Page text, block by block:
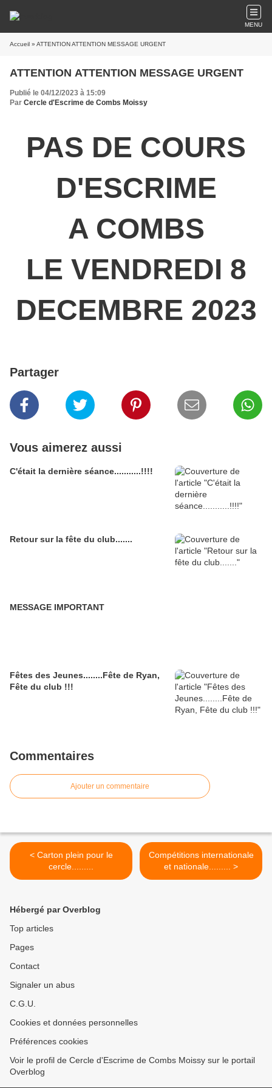
MENU
Accueil » ATTENTION ATTENTION MESSAGE URGENT
ATTENTION ATTENTION MESSAGE URGENT
Publié le 04/12/2023 à 15:09
Par Cercle d'Escrime de Combs Moissy
PAS DE COURS
D'ESCRIME
A COMBS
LE VENDREDI 8
DECEMBRE 2023
Partager
Vous aimerez aussi
C'était la dernière séance...........!!!!
Retour sur la fête du club.......
MESSAGE IMPORTANT
Fêtes des Jeunes........Fête de Ryan,
Fête du club !!!
Commentaires
Ajouter un commentaire
< Carton plein pour le
cercle.........
Compétitions internationale
et nationale......... >
Hébergé par Overblog
Top articles
Pages
Contact
Signaler un abus
C.G.U.
Cookies et données personnelles
Préférences cookies
Voir le profil de Cercle d'Escrime de Combs Moissy sur le portail
Overblog